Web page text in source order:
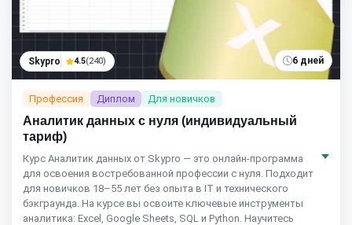
Skypro 4.5(240) 6 дней
Профессия Диплом Для новичков
Аналитик данных с нуля (индивидуальный
тариф)
Курс Аналитик данных от Skypro — это онлайн-программа
для освоения востребованной профессии с нуля. Подходит
для новичков 18–55 лет без опыта в IT и технического
бэкграунда. На курсе вы освоите ключевые инструменты
аналитика: Excel, Google Sheets, SQL и Python. Научитесь